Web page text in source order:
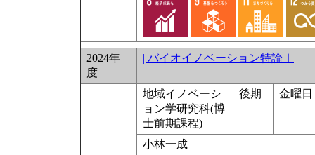
2024年
度
| バイオイノベーション特論Ⅰ
地域イノベーシ
ョン学研究科(博
士前期課程)
後期 金曜日
小林一成